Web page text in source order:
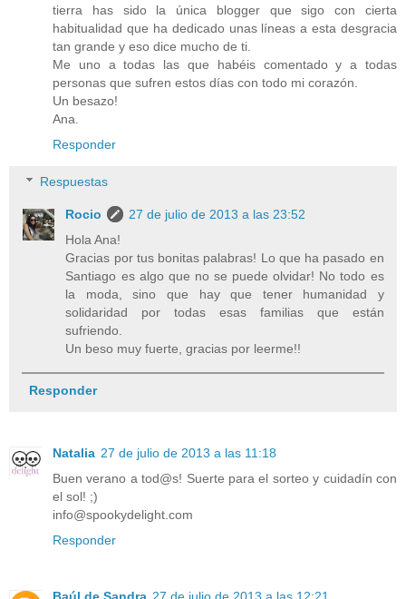
tierra has sido la única blogger que sigo con cierta
habitualidad que ha dedicado unas líneas a esta desgracia
tan grande y eso dice mucho de ti.
Me uno a todas las que habéis comentado y a todas
personas que sufren estos días con todo mi corazón.
Un besazo!
Ana.
Responder
Respuestas
Rocio
27 de julio de 2013 a las 23:52
Hola Ana!
Gracias por tus bonitas palabras! Lo que ha pasado en
Santiago es algo que no se puede olvidar! No todo es
la moda, sino que hay que tener humanidad y
solidaridad por todas esas familias que están
sufriendo.
Un beso muy fuerte, gracias por leerme!!
Responder
Natalia 27 de julio de 2013 a las 11:18
Buen verano a tod@s! Suerte para el sorteo y cuidadín con
el sol! ;)
info@spookydelight.com
Responder